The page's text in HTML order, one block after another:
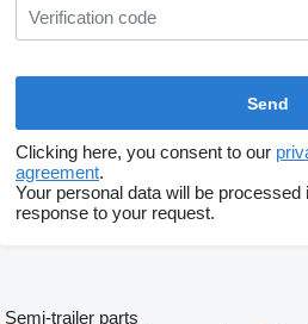
Clicking here, you consent to our
agreement.
Your personal data will be processed
response to your request.
Semi-trailer parts